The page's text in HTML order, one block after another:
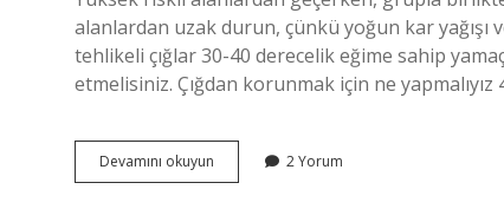
alanlardan uzak durun, çünkü yoğun kar
tehlikeli çığlar 30-40 derecelik eğime sahip
etmelisiniz. Çığdan korunmak için ne yapmalıyız
Devamını okuyun
Olunca
2 Yorum